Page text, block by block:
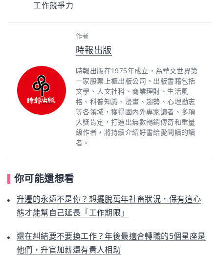
工作競爭力
作者
時報出版
時報出版在1975年成立，為華文世界第
一家股票上櫃出版公司。出版書籍包括
文學、人文社科、商業理財、生活風
格、科普知識、漫畫、趨勢、心理勵志
等各領域，獲得國內外專家讀者、多項
大獎肯定，打造出無數暢銷傳奇和重量
級作者，將持續介紹好書給愛閱讀的讀
者。
你可能還想看
升遷的永遠不是你？想擺脫萬年社畜狀況，保有這心
態才能幫自己延長「工作期限」
還在糾結要不要換工作？年後最適合轉職的5個星座是
他們，升官加薪還有貴人相助